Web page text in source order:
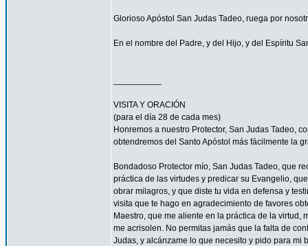
Glorioso Apóstol San Judas Tadeo, ruega por
En el nombre del Padre, y del Hijo, y del Espíritu
VISITA Y ORACIÓN
(para el día 28 de cada mes)
Honremos a nuestro Protector, San Judas Tadeo,
obtendremos del Santo Apóstol más fácilmente la
Bondadoso Protector mío, San Judas Tadeo, que
práctica de las virtudes y predicar su Evangelio,
obrar milagros, y que diste tu vida en defensa y
visita que te hago en agradecimiento de favores
Maestro, que me aliente en la práctica de la
me acrisolen. No permitas jamás que la falta de
Judas, y alcánzame lo que necesito y pido para mi